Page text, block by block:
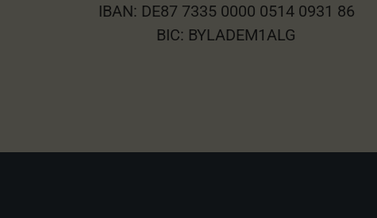
IBAN: DE87 7335 0000 0514 0931 86
BIC: BYLADEM1ALG